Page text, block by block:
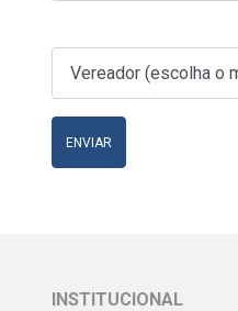
ENVIAR
INSTITUCIONAL